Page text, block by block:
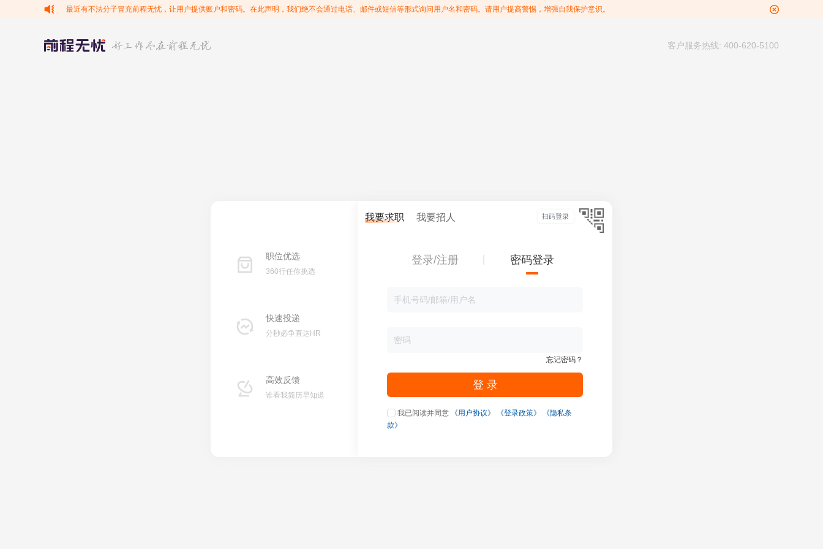
最近有不法分子冒充前程无忧，让用户提供账户和密码。在此声明，我们绝不会通过电话、邮件或短信等形式询问用户名和密码。请用户提高警惕，增强自我保护意识。
客户服务热线: 400-620-5100
职位优选
360行任你挑选
快速投递
分秒必争直达HR
高效反馈
谁看我简历早知道
我要求职 我要招人
登录/注册 密码登录
忘记密码？
登 录
我已阅读并同意 《用户协议》 《登录政策》
《隐私条
款》